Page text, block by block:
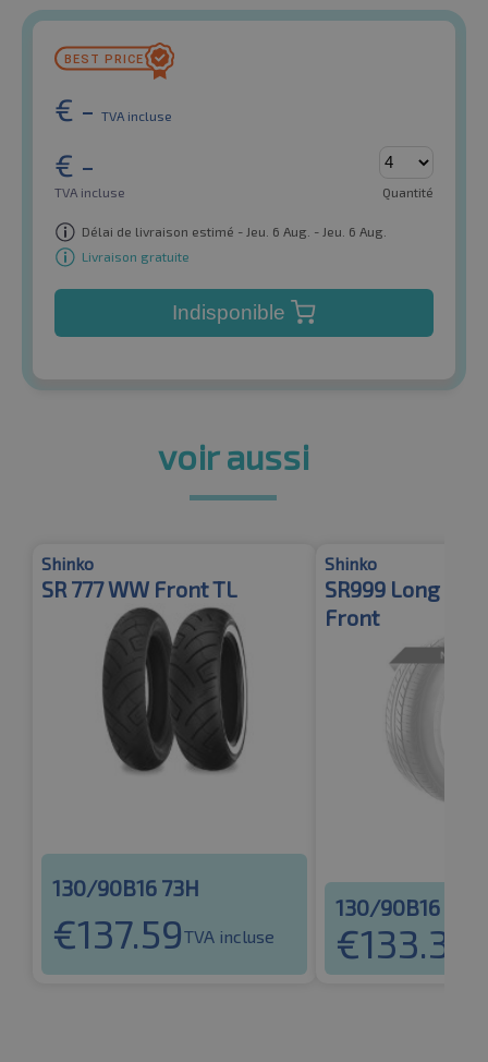
€ - TVA incluse
€ -
TVA incluse Quantité
Délai de livraison estimé - Jeu. 6 Aug. - Jeu. 6 Aug.
Livraison gratuite
Indisponible
voir aussi
Shinko
SR 777 WW Front TL
130/90B16 73H
€137.59TVA incluse
Shinko
SR999 Long
Front
130/90B16 73H
€133.36